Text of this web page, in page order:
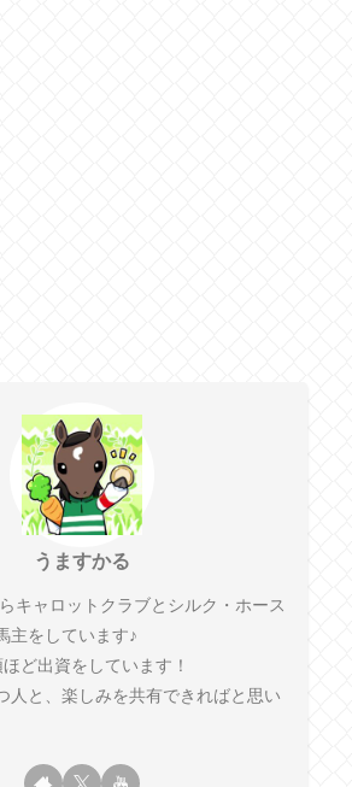
うますかる
キャロットクラブとシルク・ホース
主をしています♪
ど出資をしています！
人と、楽しみを共有できればと思い